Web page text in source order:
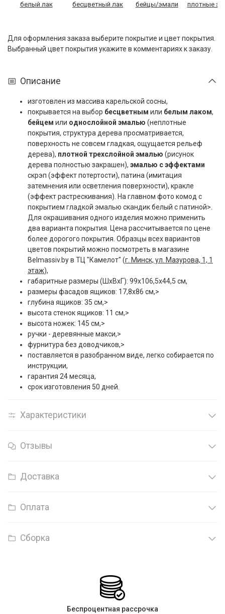
белый лак бесцветный лак бейцы/эмали плотные
Для оформления заказа выберите покрытие и цвет покрытия.
Выбранный цвет покрытия укажите в комментариях к заказу.
Описание
изготовлен из массива карельской сосны,
покрывается на выбор бесцветным или белым лаком,
бейцем или однослойной эмалью (неплотные
покрытия, структура дерева просматривается,
поверхность не совсем гладкая, ощущается рельеф
дерева), плотной трехслойной эмалью (рисунок
дерева полностью закрашен), эмалью с эффектами
скрэп (эффект потертости), патина (имитация
затемнения или осветления поверхности), кракле
(эффект растрескивания). На главном фото комод с
покрытием гладкой эмалью скандик белый с патиной>.
Для окрашивания одного изделия можно применить
два варианта покрытия. Цена рассчитывается по цене
более дорогого покрытия. Образцы всех вариантов
цветов покрытий можно посмотреть в магазине
Belmassiv.by в ТЦ "Камелот" (г. Минск, ул. Мазурова, 1, 1
этаж),
габаритные размеры (ШxВxГ): 99x106,5x44,5 см,
размеры фасадов ящиков: 17,8х86 см,>
глубина ящиков: 35 см,>
высота стенок ящиков: 11 см,>
высота ножек: 145 см,>
ручки - деревянные макси,>
фурнитура без доводчиков,>
поставляется в разобранном виде, легко собирается по
инструкции,
гарантия 24 месяца,
срок изготовления 50 дней.
Характеристики
Отзывы
Доставка
Оплата
Сборка
Беспроцентная рассрочка